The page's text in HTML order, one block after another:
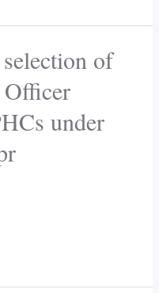
of
under